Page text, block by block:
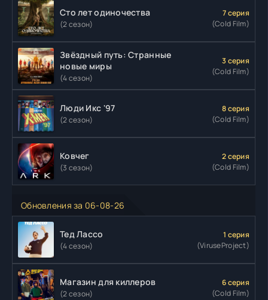
Сто лет одиночества
(2 сезон)
7 серия
(Cold Film)
Звёздный путь: Странные
новые миры
(4 сезон)
3 серия
(Cold Film)
Люди Икс '97
(2 сезон)
8 серия
(Cold Film)
Ковчег
(3 сезон)
2 серия
(Cold Film)
Обновления за 06-08-26
Тед Лассо
(4 сезон)
1 серия
(ViruseProject)
Магазин для киллеров
(2 сезон)
6 серия
(Cold Film)